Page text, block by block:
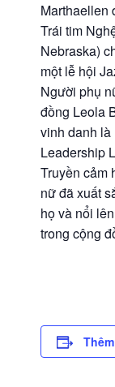
Marthaellen
Trái tim
Nebraska)
một lễ hội
Người phụ
đồng Leola
vinh danh
Leadership
Truyền cảm
nữ đã xuất
họ và nổi
trong cộng